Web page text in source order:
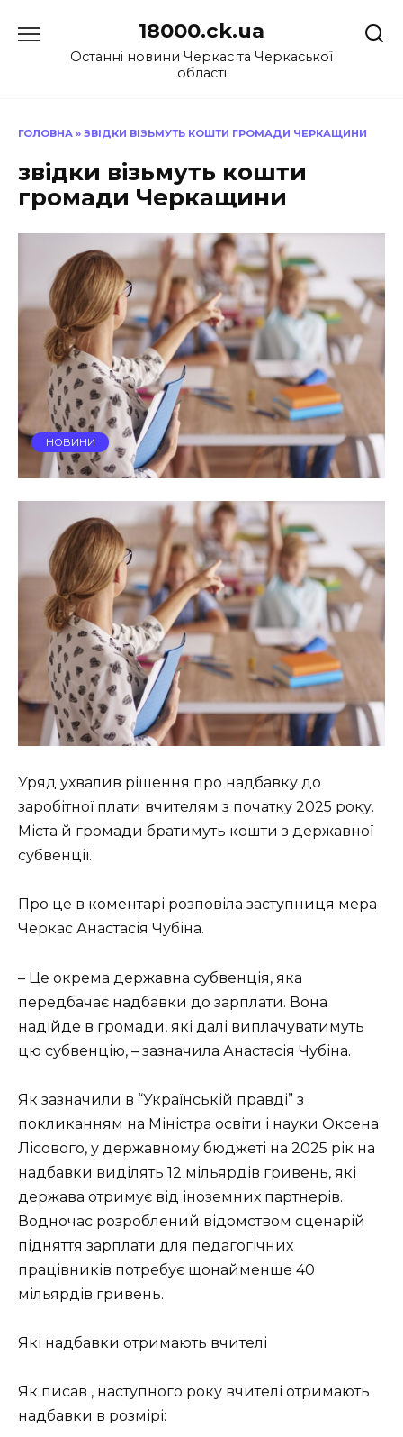
до
18000.ck.ua
Останні новини Черкас та Черкаської
області
ГОЛОВНА » ЗВІДКИ ВІЗЬМУТЬ КОШТИ ГРОМАДИ ЧЕРКАЩИНИ
звідки візьмуть кошти
громади Черкащини
НОВИНИ
Уряд ухвалив рішення про надбавку до
заробітної плати вчителям з початку 2025 року.
Міста й громади братимуть кошти з державної
субвенції.
Про це в коментарі розповіла заступниця мера
Черкас Анастасія Чубіна.
– Це окрема державна субвенція, яка
передбачає надбавки до зарплати. Вона
надійде в громади, які далі виплачуватимуть
цю субвенцію, – зазначила Анастасія Чубіна.
Як зазначили в “Українській правді” з
покликанням на Міністра освіти і науки Оксена
Лісового, у державному бюджеті на 2025 рік на
надбавки виділять 12 мільярдів гривень, які
держава отримує від іноземних партнерів.
Водночас розроблений відомством сценарій
підняття зарплати для педагогічних
працівників потребує щонайменше 40
мільярдів гривень.
Які надбавки отримають вчителі
Як писав , наступного року вчителі отримають
надбавки в розмірі: